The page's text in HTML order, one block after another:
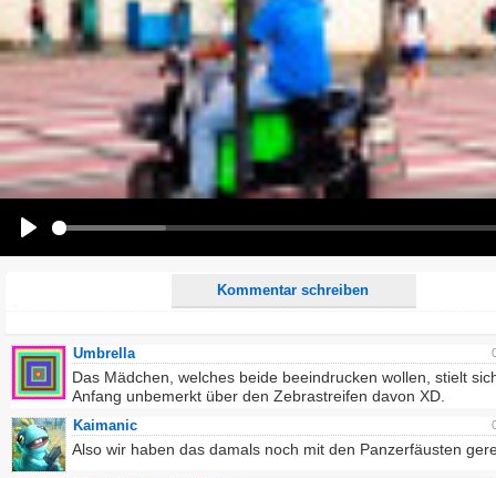
Kommentar schreiben
E-Mail-Adresse (optional):
Kommentar:
Alle HTML-Tags außer <br>, <strike> und <i> werden aus Deinem Kommentar entfernt.
URLs werden automatisch umgewandelt. Bitte verwende "www." oder "http://" in URLs
Ich möchte eine E-Mail, wenn auf dieser Seite weitere Kommentare erscheinen.
Umbrella
Das Mädchen, welches beide beeindrucken wollen, stielt
Anfang unbemerkt über den Zebrastreifen davon XD.
Kaimanic
Also wir haben das damals noch mit den Panzerfäusten